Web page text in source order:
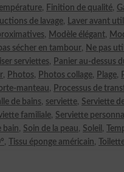
, Finition de qualité,
de lavage, Laver avant
, Modèle élégant,
sécher en tambour, Ne pas
serviettes, Panier au-dessus
, Photos, Photos collage, Plage,
manteau, Processus de
de bains, serviette, Serviette
familiale, Serviette
bain, Soin de la peau, Soleil ,
, Tissu éponge américain,